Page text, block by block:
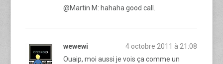
@Martin M: hahaha good call.
wewewi
4 octobre 2011 à 21:08
Ouaip, moi aussi je vois ça comme un